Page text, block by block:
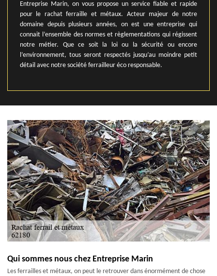
Entreprise Marin, on vous propose un service fiable et rapide
pour le rachat ferraille et métaux. Acteur majeur de notre
domaine depuis plusieurs années, on est une entreprise qui
connait l’ensemble des normes et règlementations qui régissent
notre métier. Que ce soit la loi ou la sécurité ou encore
l’environnement, tous seront respectés jusqu’au moindre petit
détail avec notre société ferrailleur éco responsable.
Qui sommes nous chez Entreprise Marin
Les ferrailles et métaux, on peut le retrouver dans énormément de chose